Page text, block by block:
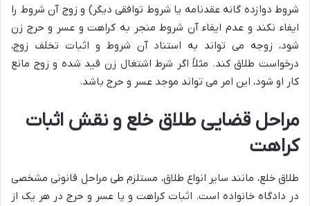
شروط دوازده گانه عقدنامه یا شروط توافقی دیگر) و زوج آن شروط را
ایفاء نکند و عدم ایفاء آن شروط منجر به کراهت و عسر و حرج زن
شود، زوجه می تواند به استناد آن شروط و اثبات تخلف زوج،
درخواست طلاق کند. مثلاً اگر شرط اشتغال زن قید شده و زوج مانع
کار او شود، این امر می تواند موجد عسر و حرج باشد.
مراحل قضایی طلاق خلع و نقش اثبات
کراهت
طلاق خلع، مانند سایر انواع طلاق، مستلزم طی مراحل قانونی مشخصی
در دادگاه خانواده است. اثبات کراهت و یا عسر و حرج در هر یک از